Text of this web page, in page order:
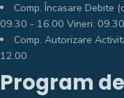
Comp. Încasare Debite
09.30 - 16.00 Vineri:
Comp. Autorizare
12.00
Program